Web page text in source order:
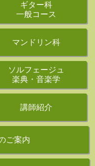
ギター科
一般コース
マンドリン科
ソルフェージュ
楽典・音楽学
講師紹介
ご案内